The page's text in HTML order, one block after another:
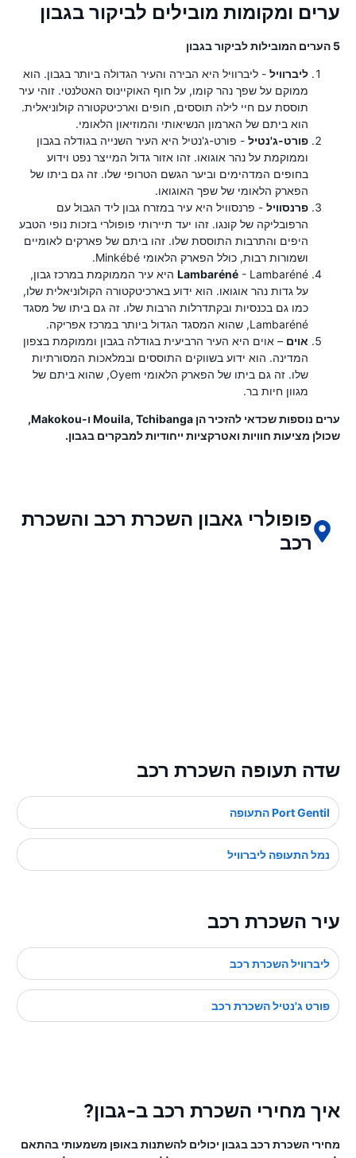
ערים ומקומות מובילים לביקור בגבון
5 הערים המובילות לביקור בגבון
ליברוויל - ליברוויל היא הבירה והעיר הגדולה ביותר בגבון. הוא
ממוקם על שפך נהר קומו, על חוף האוקיינוס ​​האטלנטי. זוהי עיר
תוססת עם חיי לילה תוססים, חופים וארכיטקטורה קולוניאלית.
הוא ביתם של הארמון הנשיאותי והמוזיאון הלאומי.
פורט-ג'נטיל - פורט-ג'נטיל היא העיר השנייה בגודלה בגבון
וממוקמת על נהר אוגואו. זהו אזור גדול המייצר נפט וידוע
בחופים המדהימים וביער הגשם הטרופי שלו. זה גם ביתו של
הפארק הלאומי של שפך האוגואו.
פרנסוויל - פרנסוויל היא עיר במזרח גבון ליד הגבול עם
הרפובליקה של קונגו. זהו יעד תיירותי פופולרי בזכות נופי הטבע
היפים והתרבות התוססת שלו. זהו ביתם של פארקים לאומיים
ושמורות רבות, כולל הפארק הלאומי Minkébé.
Lambaréné - Lambaréné היא עיר הממוקמת במרכז גבון,
על גדות נהר אוגואו. הוא ידוע בארכיטקטורה הקולוניאלית שלו,
כמו גם בכנסיות ובקתדרלות הרבות שלו. זה גם ביתו של מסגד
Lambaréné, שהוא המסגד הגדול ביותר במרכז אפריקה.
אוים – אוים היא העיר הרביעית בגודלה בגבון וממוקמת בצפון
המדינה. הוא ידוע בשווקים התוססים ובמלאכות המסורתיות
שלו. זה גם ביתו של הפארק הלאומי Oyem, שהוא ביתם של
מגוון חיות בר.
ערים נוספות שכדאי להזכיר הן Mouila, Tchibanga ו-Makokou,
שכולן מציעות חוויות ואטרקציות ייחודיות למבקרים בגבון.
פופולרי גאבון השכרת רכב והשכרת
רכב
שדה תעופה השכרת רכב
Port Gentil התעופה
נמל התעופה ליברוויל
עיר השכרת רכב
ליברוויל השכרת רכב
פורט ג'נטיל השכרת רכב
איך מחירי השכרת רכב ב-גבון?
מחירי השכרת רכב בגבון יכולים להשתנות באופן משמעותי בהתאם